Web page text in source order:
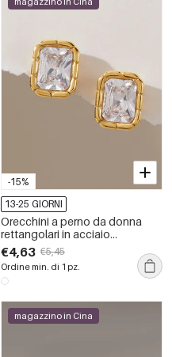
-15%
13-25 GIORNI
Orecchini a perno da donna
rettangolari in acciaio
inossidabile, impermeabili, color
oro, con zirconi.
€4,63 €5,45
Ordine min. di 1 pz.
magazzino in Cina